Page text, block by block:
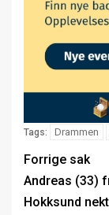
Tags: Drammen
Forrige sak
Andreas (33)
Hokksund